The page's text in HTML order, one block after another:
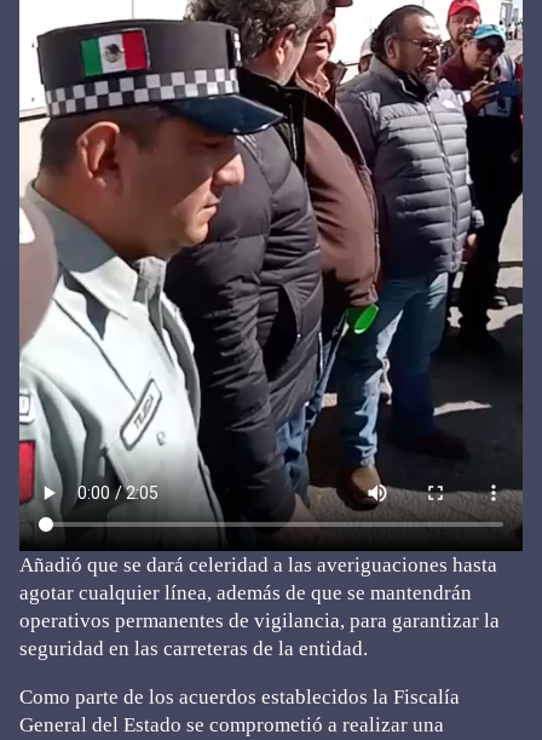
Añadió que se dará celeridad a las averiguaciones hasta
agotar cualquier línea, además de que se mantendrán
operativos permanentes de vigilancia, para garantizar la
seguridad en las carreteras de la entidad.
Como parte de los acuerdos establecidos la Fiscalía
General del Estado se comprometió a realizar una